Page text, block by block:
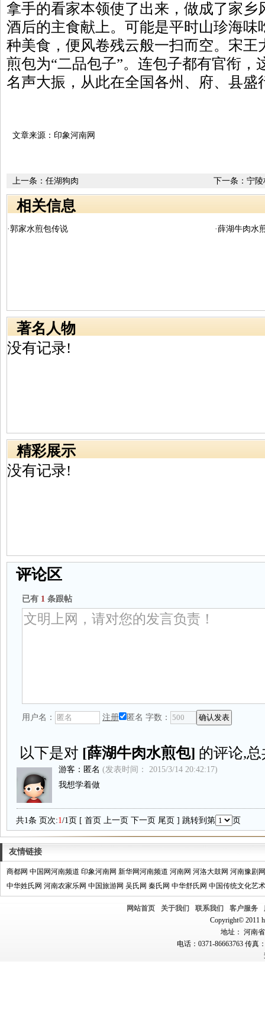
拿手的看家本领使了出来，做成了家乡
酒后的主食献上。可能是平时山珍海味
种美食，便风卷残云般一扫而空。宋王
煎包为“二品包子”。连包子都有官衔，
名声大振，从此在全国各州、府、县
文章来源：印象河南网
下一条： 宁陵
上一条： 任湖狗肉
相关信息
·郭家水煎包传说 ·薛湖牛肉水
著名人物
没有记录!
精彩展示
没有记录!
评论区
已有 1 条跟帖
用户名： 注册 匿名 字数：
以下是对 [薛湖牛肉水煎包] 的评论,总
游客：匿名 (发表时间： 2015/3/14 20:42:17)
我想学着做
共1条 页次:1/1页 [ 首页 上一页 下一页 尾页 ] 跳转到第 页
友情链接
商都网 中国网河南频道 印象河南网 新华网河南频道 河南网 河洛大鼓网 河南豫剧网
中华姓氏网 河南农家乐网 中国旅游网 吴氏网 秦氏网 中华舒氏网 中国传统文化艺
网站首页 关于我们 联系我们 客户服务
Copyright© 2011
地址： 河南
电话：0371-86663763 传真